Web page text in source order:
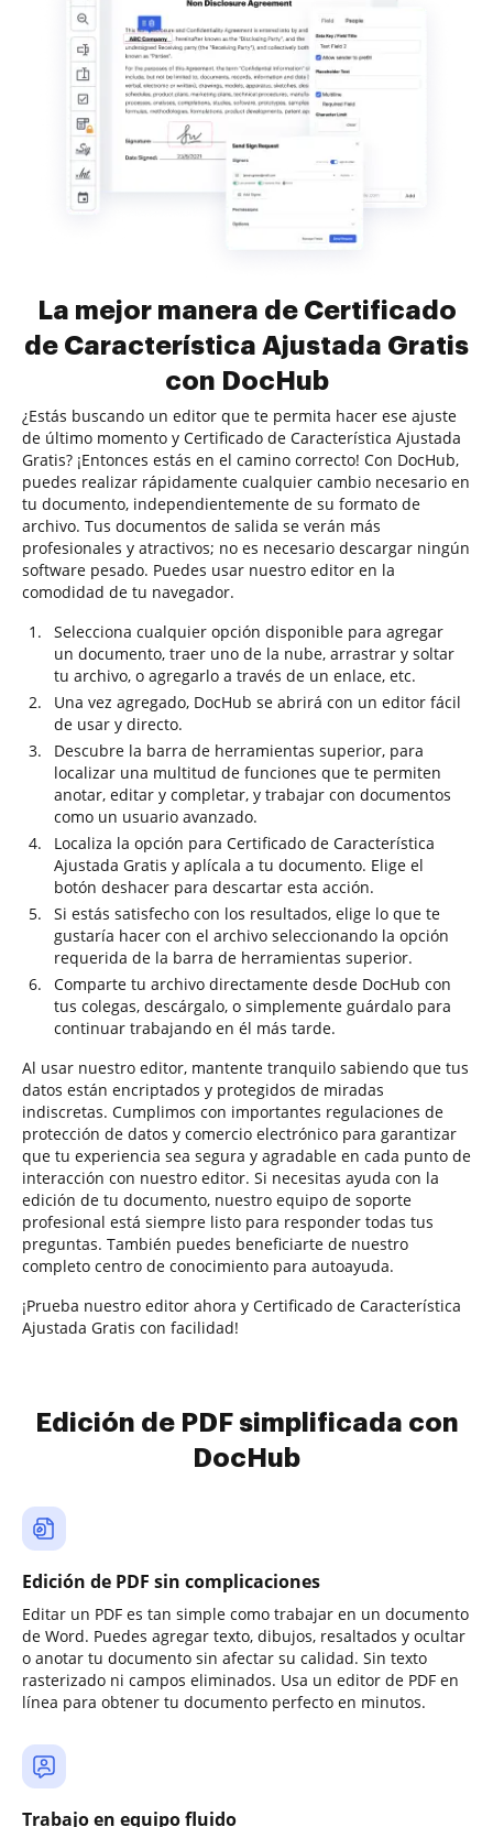
La mejor manera de Certificado
de Característica Ajustada Gratis
con DocHub
¿Estás buscando un editor que te permita hacer ese ajuste
de último momento y Certificado de Característica Ajustada
Gratis? ¡Entonces estás en el camino correcto! Con DocHub,
puedes realizar rápidamente cualquier cambio necesario en
tu documento, independientemente de su formato de
archivo. Tus documentos de salida se verán más
profesionales y atractivos; no es necesario descargar ningún
software pesado. Puedes usar nuestro editor en la
comodidad de tu navegador.
Selecciona cualquier opción disponible para agregar
un documento, traer uno de la nube, arrastrar y soltar
tu archivo, o agregarlo a través de un enlace, etc.
Una vez agregado, DocHub se abrirá con un editor fácil
de usar y directo.
Descubre la barra de herramientas superior, para
localizar una multitud de funciones que te permiten
anotar, editar y completar, y trabajar con documentos
como un usuario avanzado.
Localiza la opción para Certificado de Característica
Ajustada Gratis y aplícala a tu documento. Elige el
botón deshacer para descartar esta acción.
Si estás satisfecho con los resultados, elige lo que te
gustaría hacer con el archivo seleccionando la opción
requerida de la barra de herramientas superior.
Comparte tu archivo directamente desde DocHub con
tus colegas, descárgalo, o simplemente guárdalo para
continuar trabajando en él más tarde.
Al usar nuestro editor, mantente tranquilo sabiendo que tus
datos están encriptados y protegidos de miradas
indiscretas. Cumplimos con importantes regulaciones de
protección de datos y comercio electrónico para garantizar
que tu experiencia sea segura y agradable en cada punto de
interacción con nuestro editor. Si necesitas ayuda con la
edición de tu documento, nuestro equipo de soporte
profesional está siempre listo para responder todas tus
preguntas. También puedes beneficiarte de nuestro
completo centro de conocimiento para autoayuda.
¡Prueba nuestro editor ahora y Certificado de Característica
Ajustada Gratis con facilidad!
Edición de PDF simplificada con
DocHub
Edición de PDF sin complicaciones
Editar un PDF es tan simple como trabajar en un documento
de Word. Puedes agregar texto, dibujos, resaltados y ocultar
o anotar tu documento sin afectar su calidad. Sin texto
rasterizado ni campos eliminados. Usa un editor de PDF en
línea para obtener tu documento perfecto en minutos.
Trabajo en equipo fluido